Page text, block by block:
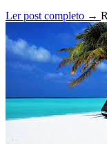
Ler post completo →